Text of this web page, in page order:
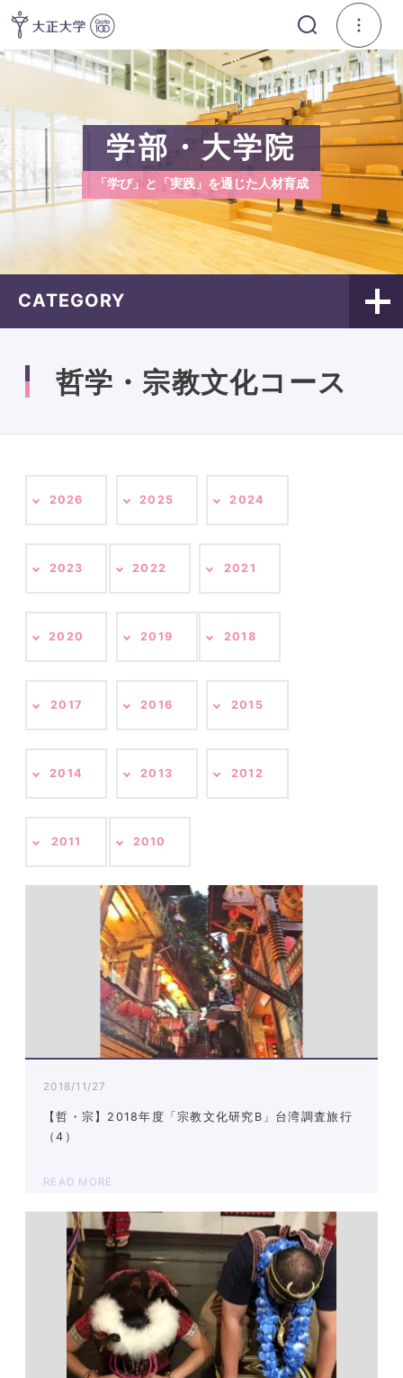
学部・大学院
「学び」と「実践」を通じた人材育成
CATEGORY
哲学・宗教文化コース
2026 2025 2024
2023 2022 2021
2020 2019 2018
2017 2016 2015
2014 2013 2012
2011 2010
2018/11/27
【哲・宗】2018年度「宗教文化研究B」台湾調査旅行
（4）
READ MORE